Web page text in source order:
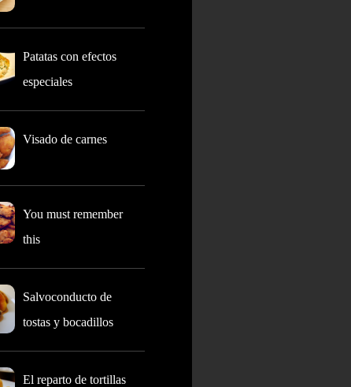
Patatas con efectos
especiales
Visado de carnes
You must remember
this
Salvoconducto de
tostas y bocadillos
El reparto de tortillas